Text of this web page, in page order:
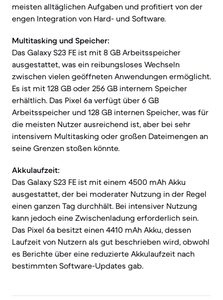
meisten alltäglichen Aufgaben und profitiert von der
engen Integration von Hard- und Software.
Multitasking und Speicher:
Das Galaxy S23 FE ist mit 8 GB Arbeitsspeicher
ausgestattet, was ein reibungsloses Wechseln
zwischen vielen geöffneten Anwendungen ermöglicht.
Es ist mit 128 GB oder 256 GB internem Speicher
erhältlich. Das Pixel 6a verfügt über 6 GB
Arbeitsspeicher und 128 GB internen Speicher, was für
die meisten Nutzer ausreichend ist, aber bei sehr
intensivem Multitasking oder großen Dateimengen an
seine Grenzen stoßen könnte.
Akkulaufzeit:
Das Galaxy S23 FE ist mit einem 4500 mAh Akku
ausgestattet, der bei moderater Nutzung in der Regel
einen ganzen Tag durchhält. Bei intensiver Nutzung
kann jedoch eine Zwischenladung erforderlich sein.
Das Pixel 6a besitzt einen 4410 mAh Akku, dessen
Laufzeit von Nutzern als gut beschrieben wird, obwohl
es Berichte über eine reduzierte Akkulaufzeit nach
bestimmten Software-Updates gab.